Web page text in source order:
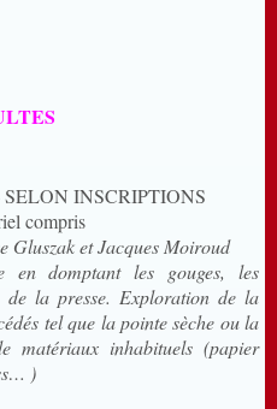
INSCRIPTIONS
compris
Gluszak et Jacques Moiroud
en domptant les gouges, les
la presse. Exploration de la
tel que la pointe sèche ou la
matériaux inhabituels (papier
)